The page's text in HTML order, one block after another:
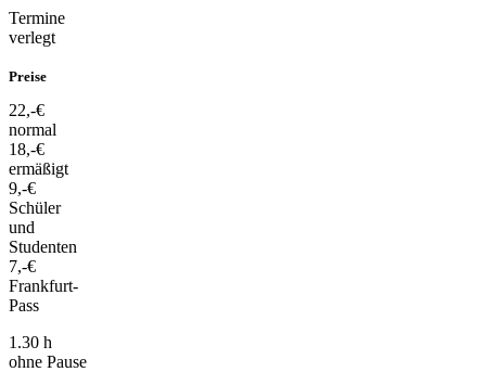
Termine
verlegt
Preise
22,-€
normal
18,-€
ermäßigt
9,-€
Schüler
und
Studenten
7,-€
Frankfurt-
Pass
1.30 h
ohne Pause